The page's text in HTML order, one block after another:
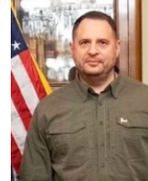
УКРАЇНА
СВІТ
СХЕМИ
КИТАЙ.ВИКЛИКИ
МУЛЬТИМЕДІА
ФОТО
СПЕЦПРОЄКТИ
ПОДКАСТИ